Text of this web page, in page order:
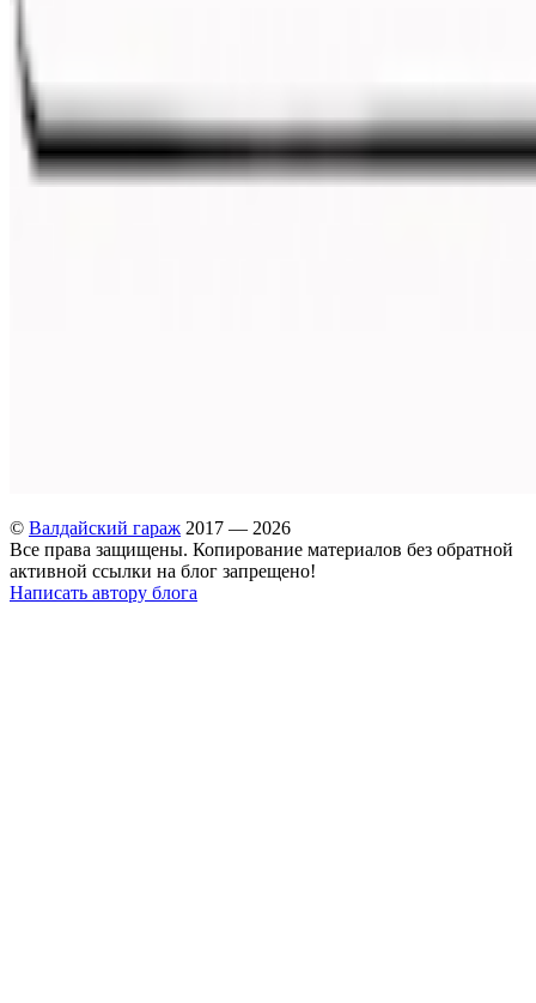
© Валдайский гараж 2017 — 2026
Все права защищены. Копирование материалов без обратной
активной ссылки на блог запрещено!
Написать автору блога